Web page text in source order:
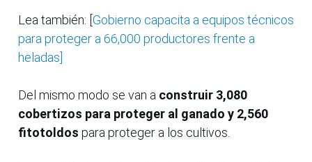
Lea también: [ Gobierno capacita a equipos técnicos
para proteger a 66,000 productores frente a
heladas]
Del mismo modo se van a construir 3,080
cobertizos para proteger al ganado y 2,560
fitotoldos para proteger a los cultivos.